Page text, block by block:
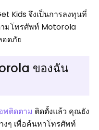
Kids จึงเป็นการลงทุนที่
มโทรศัพท์ Motorola
อดภัย
ของฉัน
พติดตาม ติดตั้งแล้ว คุณยัง
งๆ เพื่อค้นหาโทรศัพท์